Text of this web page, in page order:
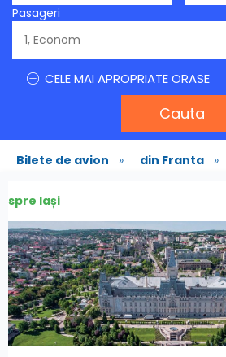
Pasageri
CELE MAI APROPRIATE ORASE
Cauta
Bilete de avion » din Franta »
spre Iași